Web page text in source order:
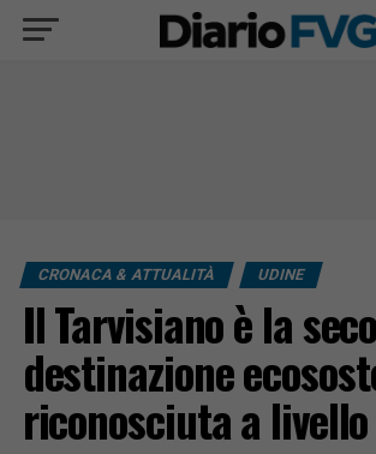
CRONACA & ATTUALITÀ UDINE
Il Tarvisiano è la
destinazione
riconosciuta a